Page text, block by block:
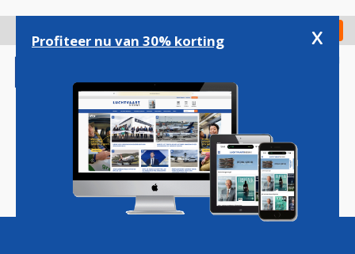
gaan
Check in
Magazine Podcasts Vacatures
Profiteer nu van 30% korting x